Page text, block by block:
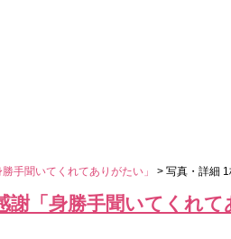
手聞いてくれてありがたい」 > 写真・詳細 1
謝「身勝手聞いてくれて